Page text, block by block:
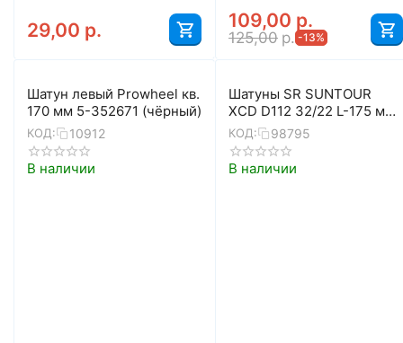
29,00 р. 109,00 р.
125,00 р. -13%
Шатун левый Prowheel кв.
170 мм 5-352671 (чёрный)
КОД: 10912
В наличии
Шатуны SR SUNTOUR
XCD D112 32/22 L-175 мм
(чёрный)
КОД: 98795
В наличии